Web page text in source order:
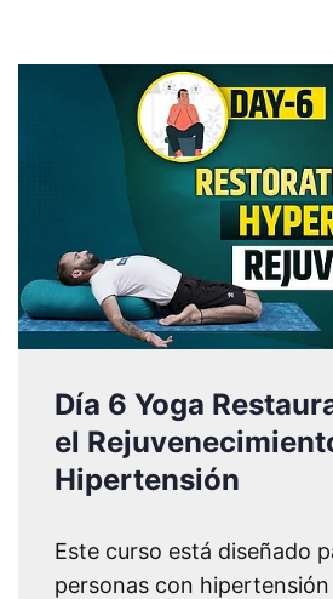
Día 6 Yoga
el
Hipertensión
Este curso está diseñado
personas con